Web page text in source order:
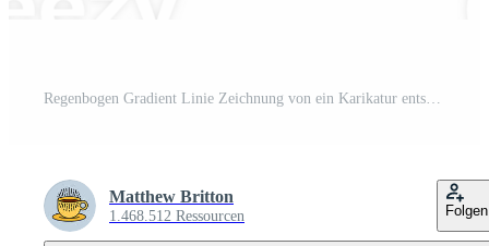
Regenbogen Gradient Linie Zeichnung von ein Karikatur entspannen Symbol Pro PNG
Matthew Britton
1.468.512 Ressourcen Folgen